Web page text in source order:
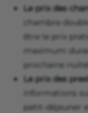
Le prix des
chambre
être le prix
maximum
prochaine
Le prix des
informations
petit-déjeuner